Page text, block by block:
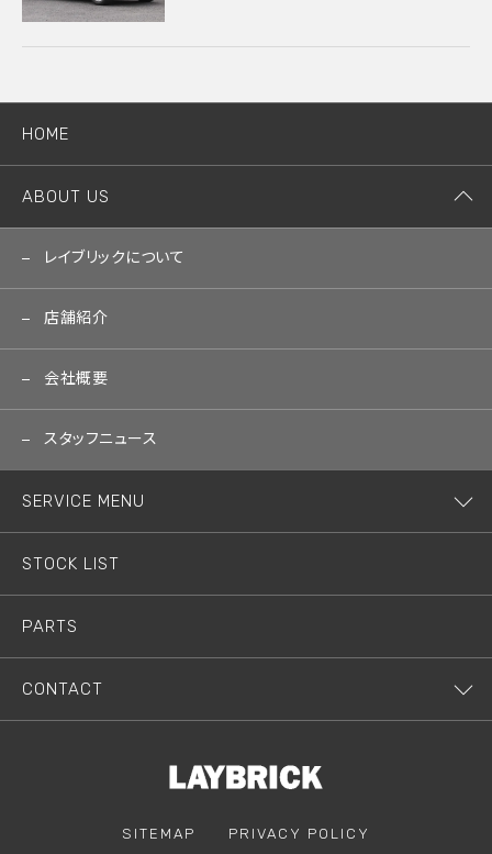
HOME
ABOUT US
レイブリックについて
店舗紹介
会社概要
スタッフニュース
SERVICE MENU
STOCK LIST
PARTS
CONTACT
SITEMAP PRIVACY POLICY